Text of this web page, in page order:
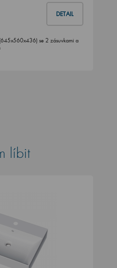
DETAIL
se 2 zásuvkami a
líbit